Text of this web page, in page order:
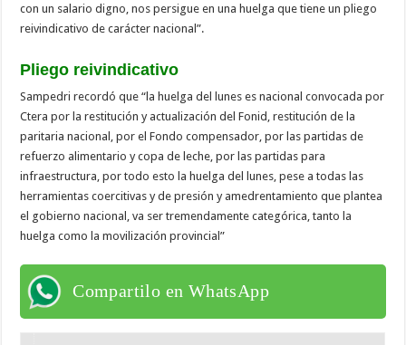
con un salario digno, nos persigue en una huelga que tiene un pliego
reivindicativo de carácter nacional”.
Pliego reivindicativo
Sampedri recordó que “la huelga del lunes es nacional convocada por
Ctera por la restitución y actualización del Fonid, restitución de la
paritaria nacional, por el Fondo compensador, por las partidas de
refuerzo alimentario y copa de leche, por las partidas para
infraestructura, por todo esto la huelga del lunes, pese a todas las
herramientas coercitivas y de presión y amedrentamiento que plantea
el gobierno nacional, va ser tremendamente categórica, tanto la
huelga como la movilización provincial”
Compartilo en WhatsApp